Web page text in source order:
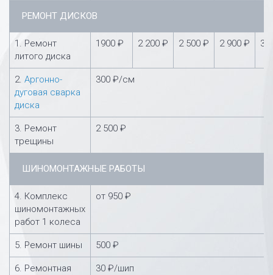
РЕМОНТ ДИСКОВ
1. Ремонт
литого диска
1900 ₽ 2 200 ₽ 2 500 ₽ 2 900 ₽ 3
2. Аргонно-
дуговая сварка
диска
300 ₽/см
3. Ремонт
трещины
2 500 ₽
ШИНОМОНТАЖНЫЕ РАБОТЫ
4. Комплекс
шиномонтажных
работ 1 колеса
от 950 ₽
5. Ремонт шины 500 ₽
6. Ремонтная
30 ₽/шип